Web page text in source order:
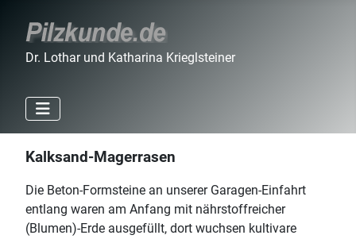
Dr. Lothar und Katharina Krieglsteiner
Kalksand-Magerrasen
Die Beton-Formsteine an unserer Garagen-Einfahrt
entlang waren am Anfang mit nährstoffreicher
(Blumen)-Erde ausgefüllt, dort wuchsen kultivare